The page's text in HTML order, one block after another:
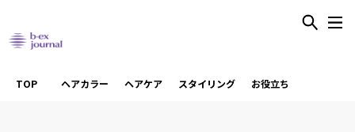
TOP ヘアカラー ヘアケア スタイリング お役立ち